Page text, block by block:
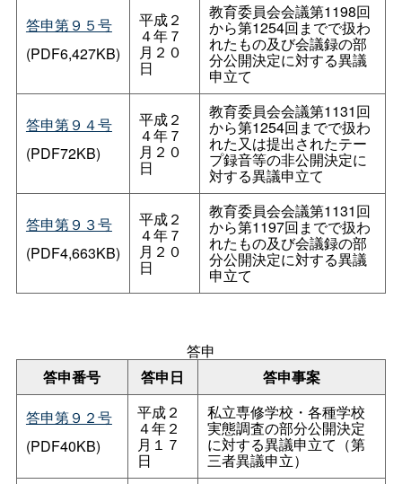
答申第９５号
(PDF6,427KB)
平成２
４年７
月２０
日
教育委員会会議第1198回
から第1254回までで扱わ
れたもの及び会議録の部
分公開決定に対する異議
申立て
答申第９４号
(PDF72KB)
平成２
４年７
月２０
日
教育委員会会議第1131回
から第1254回までで扱わ
れた又は提出されたテー
プ録音等の非公開決定に
対する異議申立て
答申第９３号
(PDF4,663KB)
平成２
４年７
月２０
日
教育委員会会議第1131回
から第1197回までで扱わ
れたもの及び会議録の部
分公開決定に対する異議
申立て
答申
答申番号
答申日
答申事案
答申第９２号
(PDF40KB)
平成２
４年２
月１７
日
私立専修学校・各種学校
実態調査の部分公開決定
に対する異議申立て（第
三者異議申立）